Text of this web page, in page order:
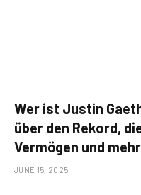
Wer ist Justin
über den Rekord,
Vermögen und
JUNE 15, 2025